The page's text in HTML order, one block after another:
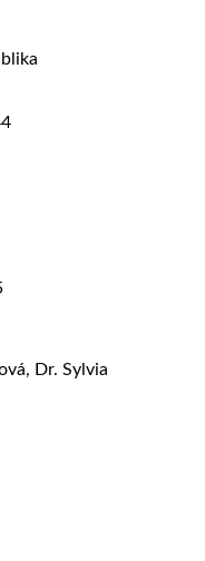
Dr. Sylvia